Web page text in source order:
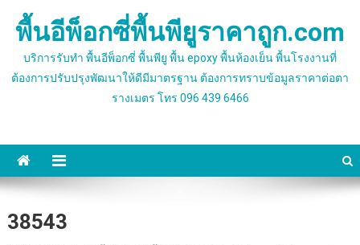
พื้นอีพ็อกซี่พื้นพียูราคาถูก.com
บริการรับทำ พื้นอีพ็อกซี่ พื้นพียู พื้น epoxy พื้นห้องเย็น พื้นโรงงานที่
ต้องการปรับปรุงพัฒนาให้ดีมีมาตรฐาน ต้องการทราบข้อมูลราคาต่อตา
รางเมตร โทร 096 439 6466
38543